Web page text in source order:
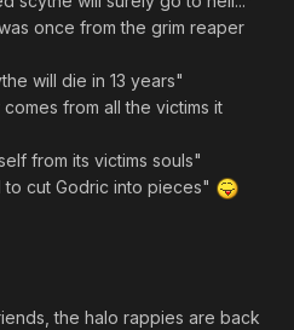
once from the grim reaper
will die in 13 years"
from all the victims it
from its victims souls"
cut Godric into pieces"
the halo rappies are back